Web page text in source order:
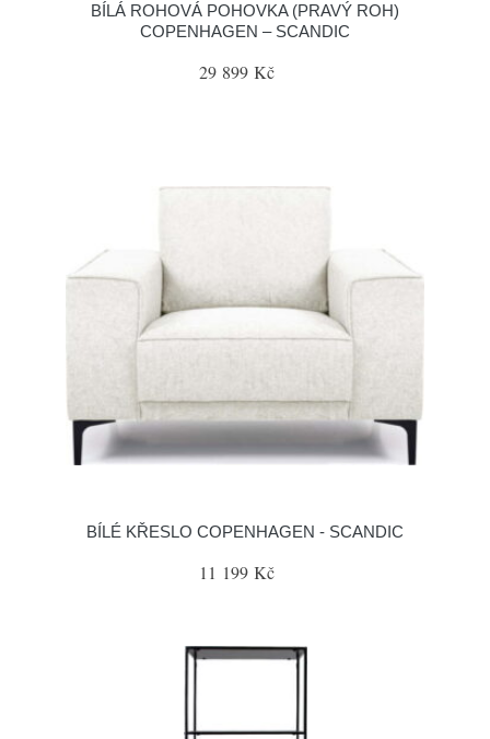
BÍLÁ ROHOVÁ POHOVKA (PRAVÝ ROH)
COPENHAGEN – SCANDIC
29 899 Kč
BÍLÉ KŘESLO COPENHAGEN - SCANDIC
11 199 Kč